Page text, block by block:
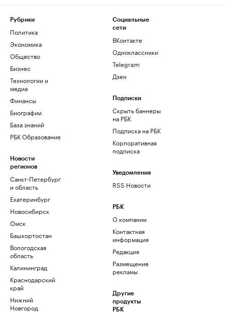
Рубрики
Политика
Экономика
Общество
Бизнес
Технологии и
медиа
Финансы
Биографии
База знаний
РБК Образование
Новости
регионов
Санкт-Петербург
и область
Екатеринбург
Новосибирск
Омск
Башкортостан
Вологодская
область
Калининград
Краснодарский
край
Нижний
Новгород
Социальные
сети
ВКонтакте
Одноклассники
Telegram
Дзен
Подписки
Скрыть баннеры
на РБК
Подписка на РБК
Корпоративная
подписка
Уведомления
RSS Новости
РБК
О компании
Контактная
информация
Редакция
Размещение
рекламы
Другие
продукты
РБК